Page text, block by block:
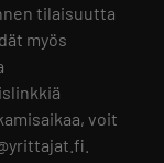
tilaisuutta
myös
voit